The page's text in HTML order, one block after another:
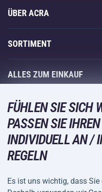
ÜBER ACRA
Über uns
Acra-Garantie
Kontakte
Einkaufsratgeber
SORTIMENT
Fitness und Krafttraining
Wintersport
Freizeit und Unterhaltung
Camping und Wandern
Fahrräder und Roller
ALLES ZUM EINKAUF
Acra-Garantie
Rückgabe und
Versand und Zahlung
VERSANDARTEN
FÜHLEN SIE SICH
PASSEN SIE
INDIVIDUELL AN /
REGELN
Es ist uns wichtig, dass